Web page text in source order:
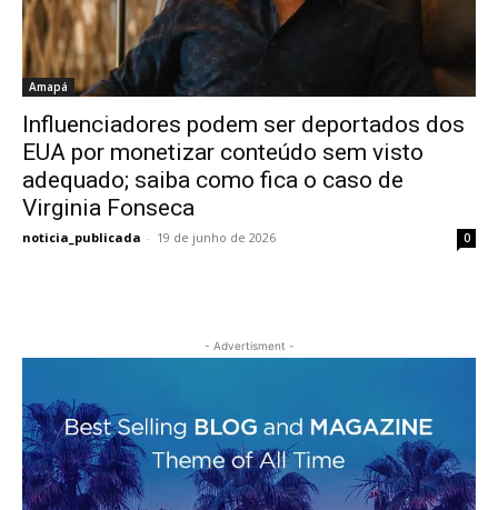
Amapá
Influenciadores podem ser deportados dos
EUA por monetizar conteúdo sem visto
adequado; saiba como fica o caso de
Virginia Fonseca
noticia_publicada - 19 de junho de 2026 0
- Advertisment -